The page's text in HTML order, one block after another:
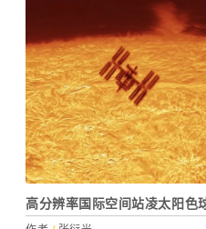
高分辨率国际空间站凌太阳色